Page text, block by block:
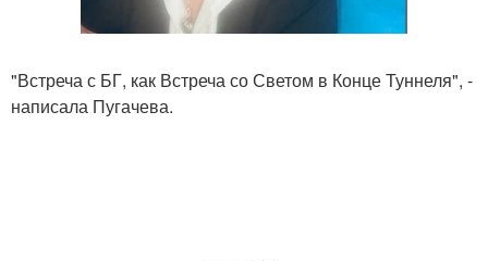
"Встреча с БГ, как Встреча со Светом в Конце Туннеля", -
написала Пугачева.